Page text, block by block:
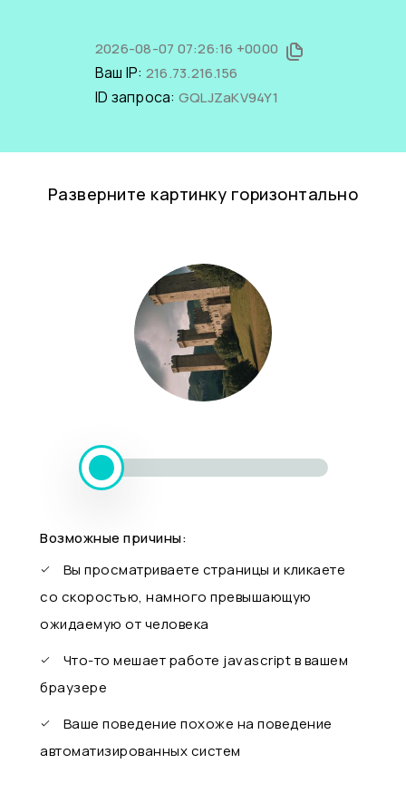
2026-08-07 07:26:16 +0000
Ваш IP: 216.73.216.156
ID запроса: GQLJZaKV94Y1
Разверните картинку горизонтально
Возможные причины:
Вы просматриваете страницы и кликаете
со скоростью, намного превышающую
ожидаемую от человека
Что-то мешает работе javascript в вашем
браузере
Ваше поведение похоже на поведение
автоматизированных систем